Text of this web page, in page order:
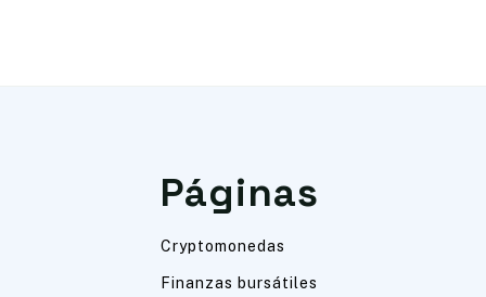
Páginas
Cryptomonedas
Finanzas bursátiles